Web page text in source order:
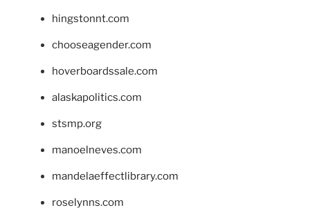
hingstonnt.com
chooseagender.com
hoverboardssale.com
alaskapolitics.com
stsmp.org
manoelneves.com
mandelaeffectlibrary.com
roselynns.com